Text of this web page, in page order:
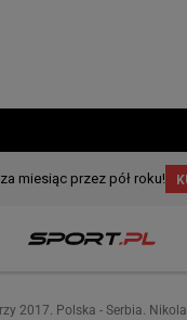
2017. Polska - Serbia.